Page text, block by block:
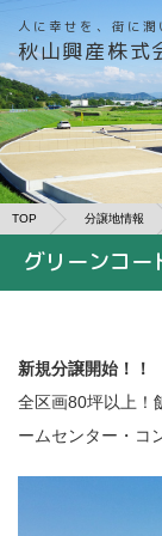
人に幸せを、街に潤
秋山興産株式
TOP 分譲地情報
グリーンコー
新規分譲開始！！
全区画80坪以上！
ームセンター・コ